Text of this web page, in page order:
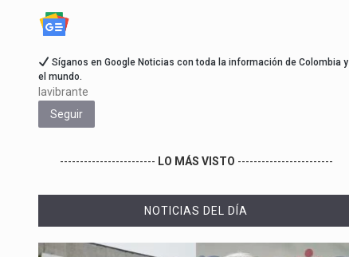
Síganos en Google Noticias con toda la información de Colombia y
el mundo.
lavibrante
Seguir
------------------------ LO MÁS VISTO ------------------------
NOTICIAS DEL DÍA